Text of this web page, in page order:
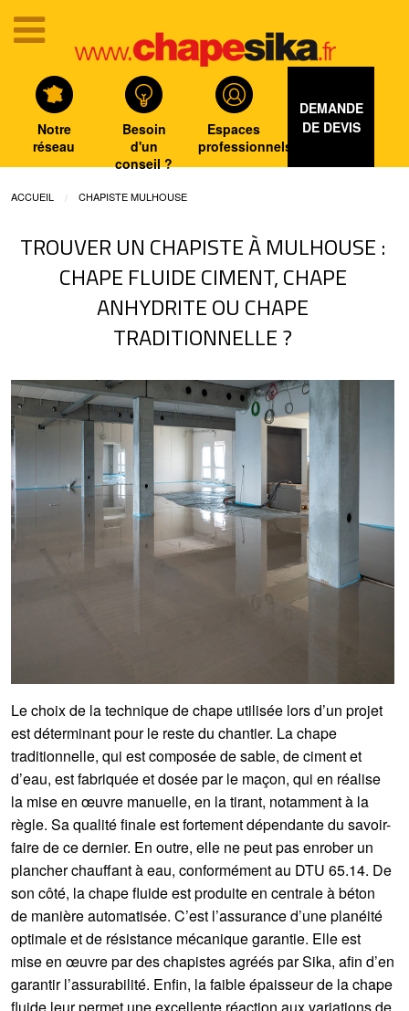
Notre
réseau
Besoin
d'un
conseil ?
Espaces
professionnels
DEMANDE
DE DEVIS
ACCUEIL CHAPISTE MULHOUSE
TROUVER UN CHAPISTE À MULHOUSE :
CHAPE FLUIDE CIMENT, CHAPE
ANHYDRITE OU CHAPE
TRADITIONNELLE ?
Le choix de la technique de chape utilisée lors d’un projet
est déterminant pour le reste du chantier. La chape
traditionnelle, qui est composée de sable, de ciment et
d’eau, est fabriquée et dosée par le maçon, qui en réalise
la mise en œuvre manuelle, en la tirant, notamment à la
règle. Sa qualité finale est fortement dépendante du savoir-
faire de ce dernier. En outre, elle ne peut pas enrober un
plancher chauffant à eau, conformément au DTU 65.14. De
son côté, la chape fluide est produite en centrale à béton
de manière automatisée. C’est l’assurance d’une planéité
optimale et de résistance mécanique garantie. Elle est
mise en œuvre par des chapistes agréés par Sika, afin d’en
garantir l’assurabilité. Enfin, la faible épaisseur de la chape